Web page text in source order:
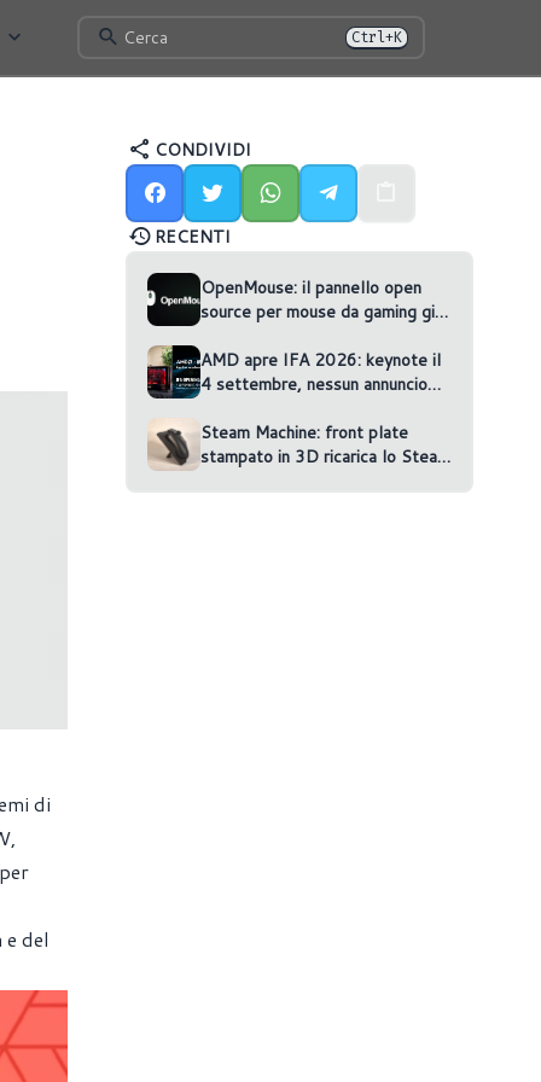
Cerca Ctrl+K
di
del
CONDIVIDI
RECENTI
OpenMouse: il pannello open
source per mouse da gaming gira
AMD apre IFA 2026: keynote il
4 settembre, nessun annuncio
Steam Machine: front plate
stampato in 3D ricarica lo Steam